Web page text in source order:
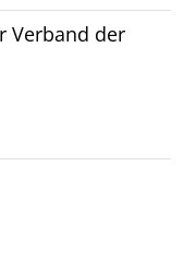
Verband der